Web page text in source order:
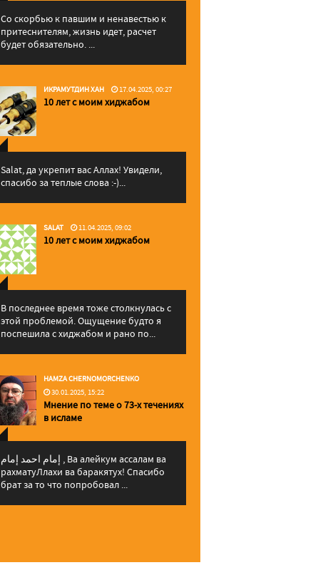
Со скорбью к павшим и ненавестью к
притеснителям, жизнь идет, расчет
будет обязательно. ...
ИКРАМУТДИН ХАН 17.04.2025, 00:27
10 лет с моим хиджабом
Salat, да укрепит вас Аллаx! Увидели,
спасибо за теплые слова :-)...
SALAT 11.04.2025, 09:02
10 лет с моим хиджабом
В последнее время тоже столкнулась с
этой проблемой. Ощущение будто я
поспешила с хиджабом и рано по...
HAMZA CHERNOMORCHENKO
30.01.2025, 15:22
Мнение по теме о 73-х течениях
в исламе
إمام احمد إمام , Ва алейкум ассалам ва
рахматуЛлахи ва баракятух! Спасибо
брат за то что попробовал ...